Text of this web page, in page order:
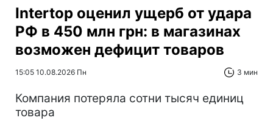
Intertop оценил ущерб от удара
РФ в 450 млн грн: в магазинах
возможен дефицит товаров
15:05 10.08.2026 Пн 3 мин
Компания потеряла сотни тысяч единиц
товара